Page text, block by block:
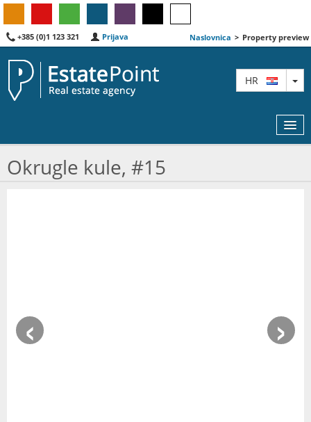
+385 (0)1 123 321 Prijava Naslovnica > Property preview
HR
Okrugle kule, #15
‹ ›